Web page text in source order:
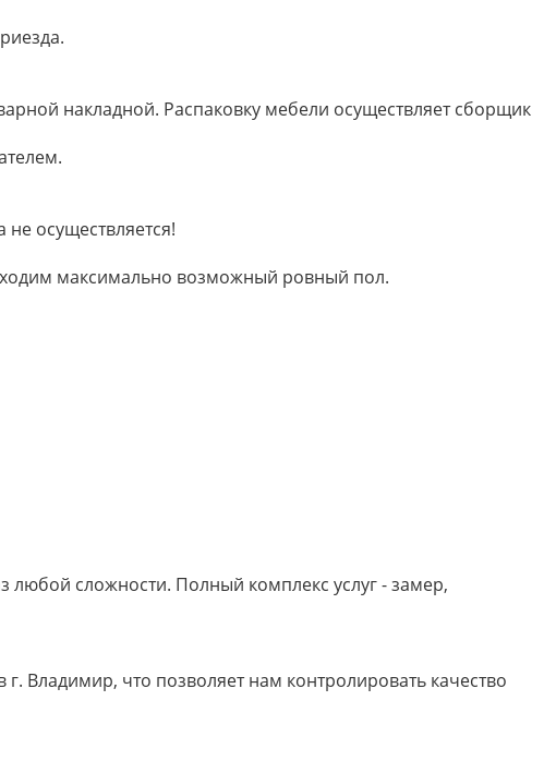
накладной. Распаковку мебели осуществляет сборщик
осуществляется!
максимально возможный ровный пол.
сложности. Полный комплекс услуг - замер,
Владимир, что позволяет нам контролировать качество